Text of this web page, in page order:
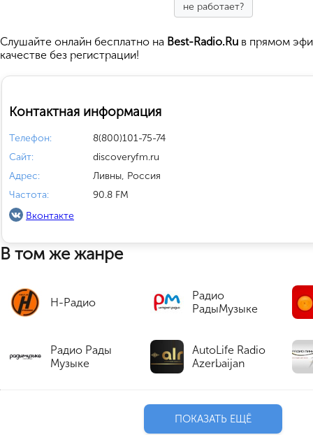
не работает?
Cлушайте онлайн бесплатно на Best-Radio.Ru в прямом
качестве без регистрации!
Контактная информация
Телефон:
8(800)101-75-74
Сайт:
discoveryfm.ru
Адрес:
Ливны, Россия
Частота:
90.8 FM
Вконтакте
В том же жанре
Н-Радио
Радио
РадыМузыке
Радио Рады
Музыке
AutoLife Radio
Azerbaijan
ПОКАЗАТЬ ЕЩЁ